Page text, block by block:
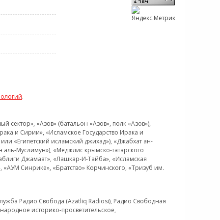
.
«Азов» (батальон «Азов», полк «Азов»),
и Сирии», «Исламское Государство Ирака и
«Египетский исламский джихад»), «Джабхат ан-
Муслимун»), «Меджлис крымско-татарского
Джамаат», «Лашкар-И-Тайба», «Исламская
Синрике», «Братство» Корчинского, «Тризуб им.
Радио Свобода (Azatliq Radiosi), Радио Свободная
историко-просветительское,